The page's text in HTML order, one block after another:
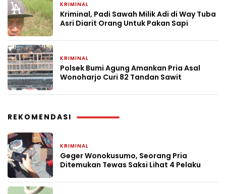
KRIMINAL
Kriminal, Padi Sawah Milik Adi di Way Tuba
Asri Diarit Orang Untuk Pakan Sapi
KRIMINAL
Polsek Bumi Agung Amankan Pria Asal
Wonoharjo Curi 82 Tandan Sawit
REKOMENDASI
KRIMINAL
Geger Wonokusumo, Seorang Pria
Ditemukan Tewas Saksi Lihat 4 Pelaku